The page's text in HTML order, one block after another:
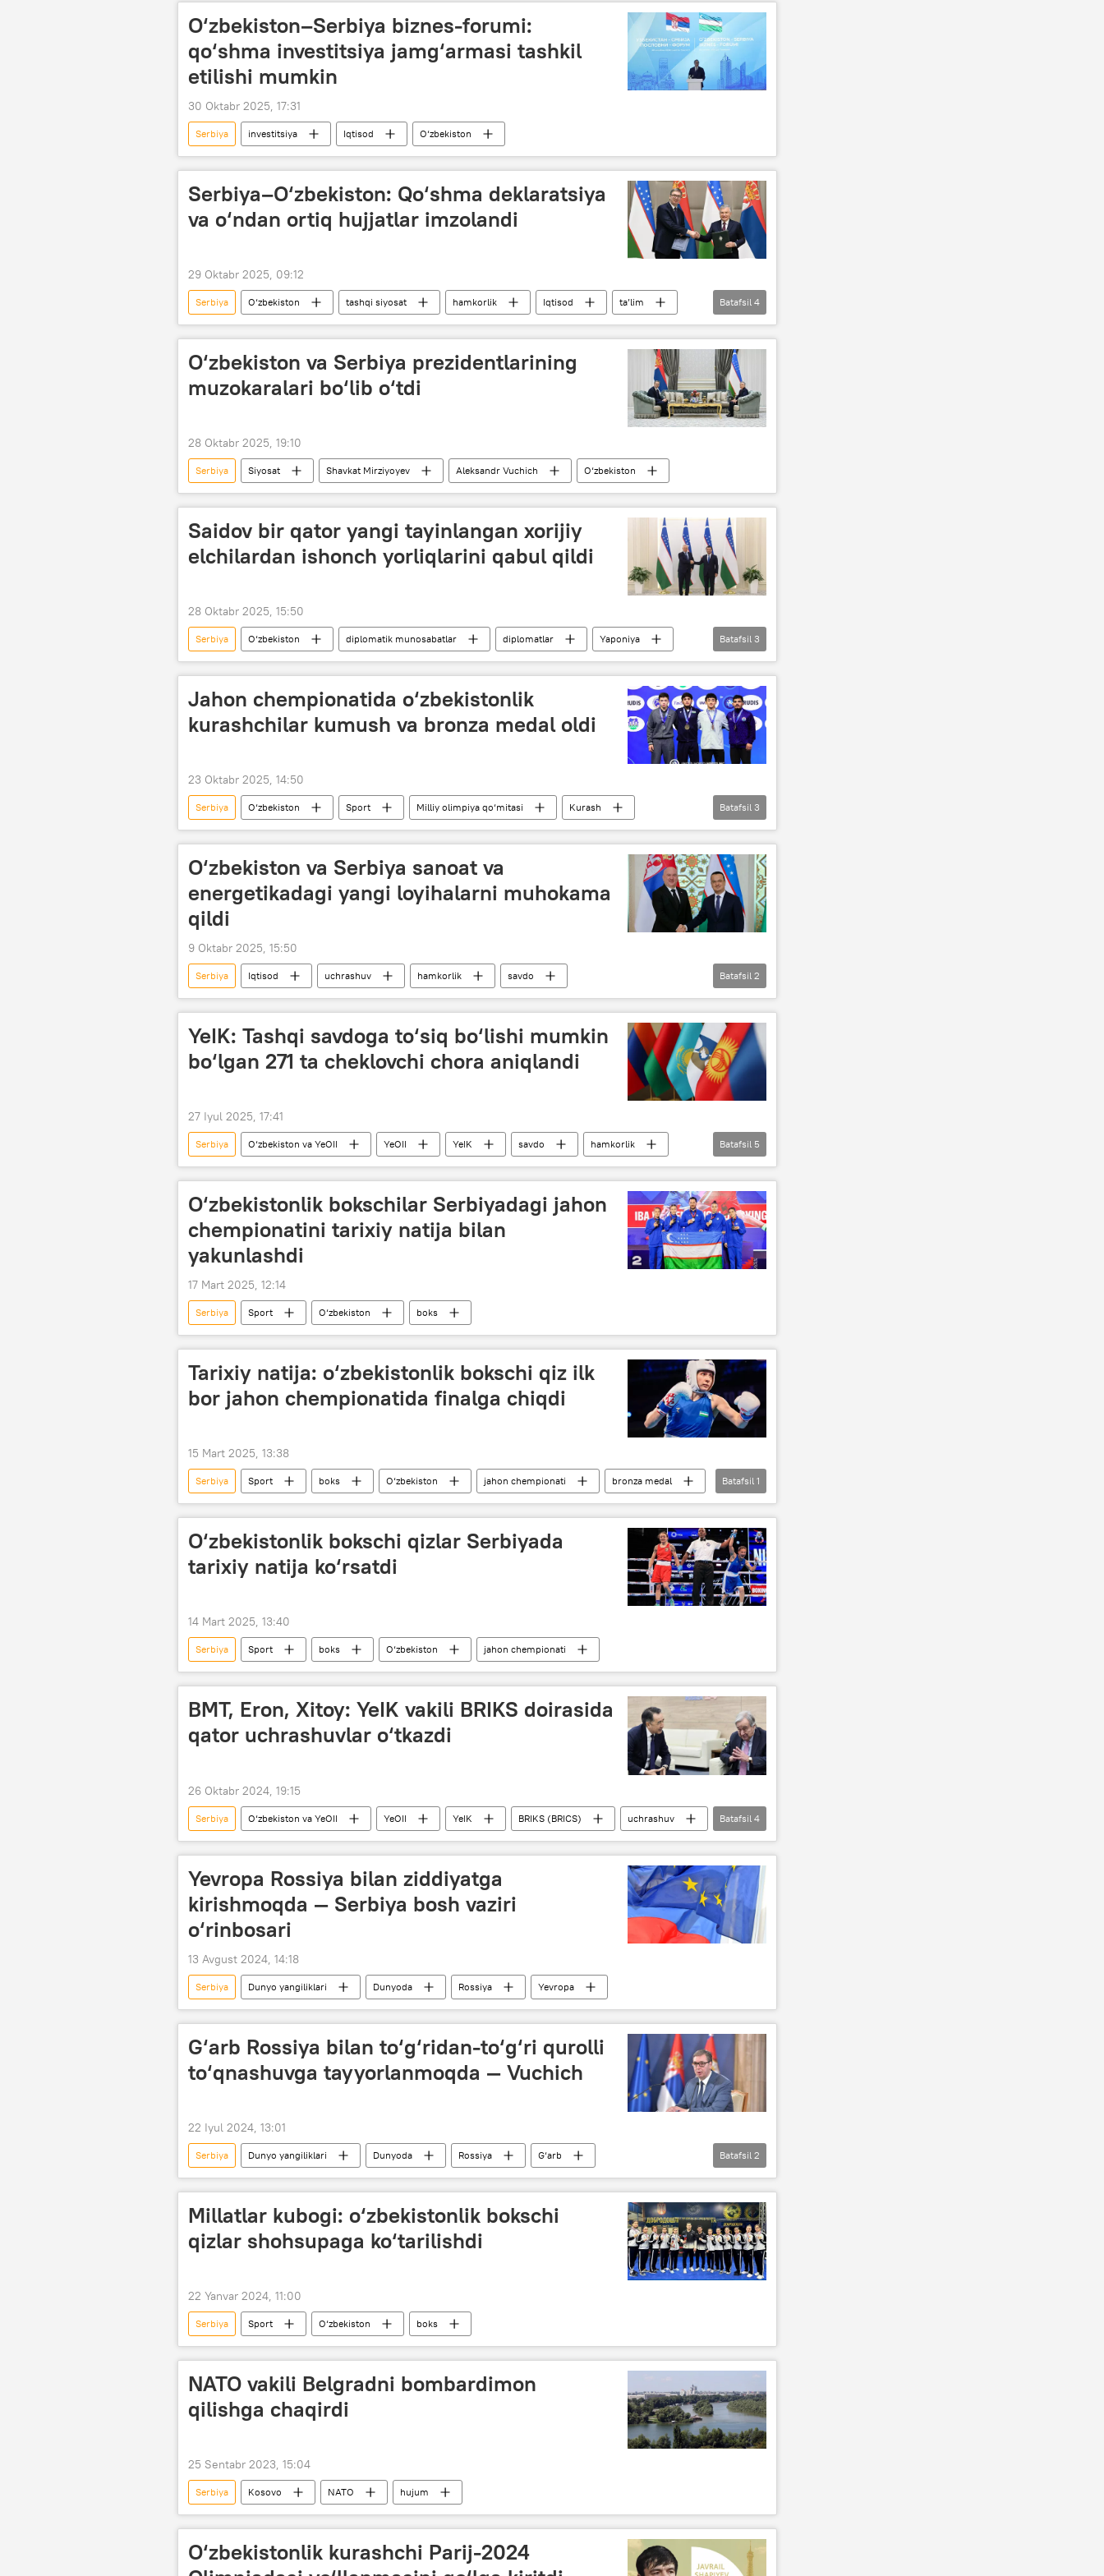
O‘zbekiston–Serbiya biznes-forumi:
qo‘shma investitsiya jamg‘armasi tashkil
etilishi mumkin
30 Oktabr 2025, 17:31
Serbiya investitsiya Iqtisod O‘zbekiston
Serbiya–O‘zbekiston: Qo‘shma deklaratsiya
va o‘ndan ortiq hujjatlar imzolandi
29 Oktabr 2025, 09:12
Serbiya O‘zbekiston tashqi siyosat hamkorlik Iqtisod
ta’lim
ilm-fan
sun’iy intellekt Migratsiya Toshkent
Batafsil 4
O‘zbekiston va Serbiya prezidentlarining
muzokaralari bo‘lib o‘tdi
28 Oktabr 2025, 19:10
Serbiya Siyosat Shavkat Mirziyoyev Aleksandr Vuchich O‘zbekiston
Saidov bir qator yangi tayinlangan xorijiy
elchilardan ishonch yorliqlarini qabul qildi
28 Oktabr 2025, 15:50
Serbiya O‘zbekiston diplomatik munosabatlar diplomatlar
Yaponiya
Dominikana
Siyosat Baxtiyor Saidov
Batafsil 3
Jahon chempionatida o‘zbekistonlik
kurashchilar kumush va bronza medal oldi
23 Oktabr 2025, 14:50
Serbiya O‘zbekiston Sport Milliy olimpiya qo‘mitasi
Kurash
kumush medal
bronza medal jahon chempionati
Batafsil 3
O‘zbekiston va Serbiya sanoat va
energetikadagi yangi loyihalarni muhokama
qildi
9 Oktabr 2025, 15:50
Serbiya Iqtisod uchrashuv hamkorlik
savdo
Investitsiyalar, sanoat va savdo vazirligi
O‘zbekiston
Batafsil 2
YeIK: Tashqi savdoga to‘siq bo‘lishi mumkin
bo‘lgan 271 ta cheklovchi chora aniqlandi
27 Iyul 2025, 17:41
Serbiya O‘zbekiston va YeOII YeOII YeIK savdo
hamkorlik
cheklov
Eron import eksport O‘zbekiston
Batafsil 5
O‘zbekistonlik bokschilar Serbiyadagi jahon
chempionatini tarixiy natija bilan
yakunlashdi
17 Mart 2025, 12:14
Serbiya Sport O‘zbekiston boks
Tarixiy natija: o‘zbekistonlik bokschi qiz ilk
bor jahon chempionatida finalga chiqdi
15 Mart 2025, 13:38
Serbiya Sport boks O‘zbekiston jahon chempionati
bronza medal
Ayollar
Batafsil 1
O‘zbekistonlik bokschi qizlar Serbiyada
tarixiy natija ko‘rsatdi
14 Mart 2025, 13:40
Serbiya Sport boks O‘zbekiston jahon chempionati
BMT, Eron, Xitoy: YeIK vakili BRIKS doirasida
qator uchrashuvlar o‘tkazdi
26 Oktabr 2024, 19:15
Serbiya O‘zbekiston va YeOII YeOII YeIK BRIKS (BRICS)
uchrashuv
BMT
Eron Xitoy Mo‘g‘uliston
Batafsil 4
Yevropa Rossiya bilan ziddiyatga
kirishmoqda — Serbiya bosh vaziri
o‘rinbosari
13 Avgust 2024, 14:18
Serbiya Dunyo yangiliklari Dunyoda Rossiya Yevropa
G‘arb Rossiya bilan to‘g‘ridan-to‘g‘ri qurolli
to‘qnashuvga tayyorlanmoqda — Vuchich
22 Iyul 2024, 13:01
Serbiya Dunyo yangiliklari Dunyoda Rossiya
G‘arb
Aleksandr Vuchich
Vladimir Putin
Batafsil 2
Millatlar kubogi: o‘zbekistonlik bokschi
qizlar shohsupaga ko‘tarilishdi
22 Yanvar 2024, 11:00
Serbiya Sport O‘zbekiston boks
NATO vakili Belgradni bombardimon
qilishga chaqirdi
25 Sentabr 2023, 15:04
Serbiya Kosovo NATO hujum
O‘zbekistonlik kurashchi Parij-2024